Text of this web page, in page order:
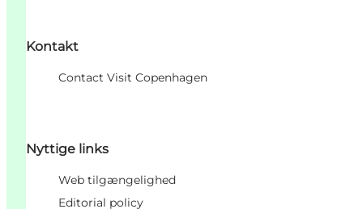
Kontakt
Contact Visit Copenhagen
Nyttige links
Web tilgængelighed
Editorial policy